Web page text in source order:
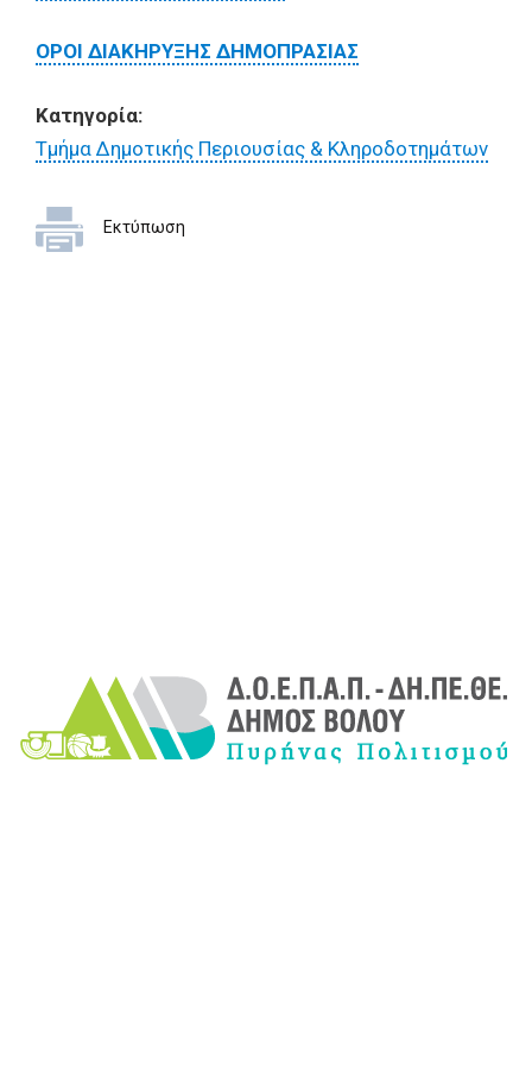
ΟΡΟΙ ΔΙΑΚΗΡΥΞΗΣ ΔΗΜΟΠΡΑΣΙΑΣ
Κατηγορία:
Τμήμα Δημοτικής Περιουσίας & Κληροδοτημάτων
Εκτύπωση